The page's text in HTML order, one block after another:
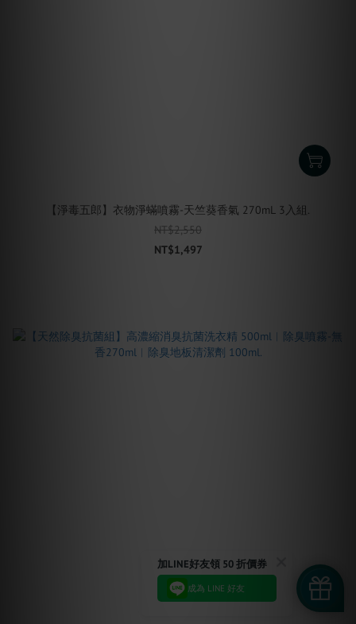
【淨毒五郎】衣物淨蟎噴霧-天竺葵香氣 270mL 3入組.
NT$2,550
NT$1,497
加LINE好友領 50 折價券
成為 LINE 好友